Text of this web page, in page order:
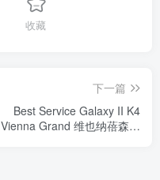
收藏
下一篇
Best Service Galaxy II K4
Vienna Grand 维也纳蓓森朵